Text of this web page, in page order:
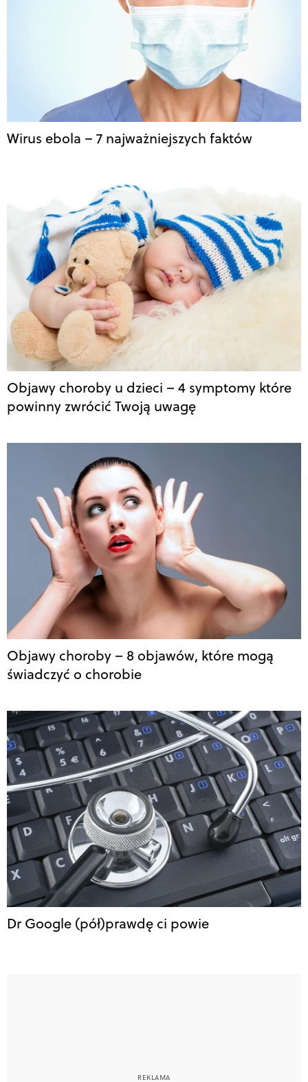
Wirus ebola – 7 najważniejszych faktów
Objawy choroby u dzieci – 4 symptomy które
powinny zwrócić Twoją uwagę
Objawy choroby – 8 objawów, które mogą
świadczyć o chorobie
Dr Google (pół)prawdę ci powie